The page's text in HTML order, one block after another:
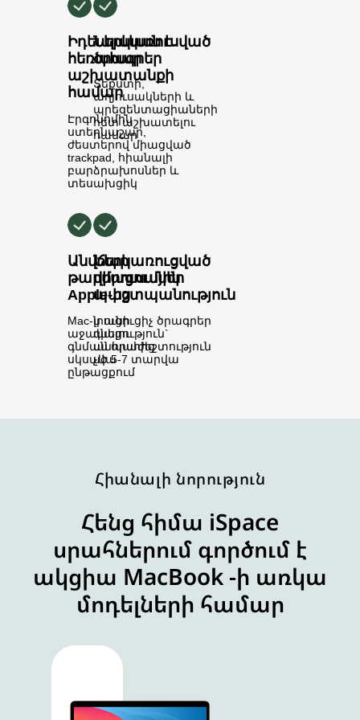
Իդեալական է
հեռահար
աշխատանքի
համար
Անվճար
թարմացումներ
Apple-ից
Էրգոնոմիկ
ստեղնաշար,
ժեստերով միացված
trackpad, հիանալի
բարձրախոսներ և
տեսախցիկ
Ներկառուսված
ծրագրեր
Mac-ն ունի
աջակացություն`
գնման պահից
սկսած 5-7 տարվա
ընթացքում
Տեքստի,
աղյուսակների և
պրեզենտացիաների
հետ աշխատելու
համար
Ներկառուցված
վիրուսային
պաշտպանություն
լրացուցիչ ծրագրեր
գնելու
անհրաժեշտություն
չկա
Հիանալի նորություն
Հենց հիմա iSpace
սրահներում գործում է
ակցիա MacBook -ի առկա
մոդելների համար